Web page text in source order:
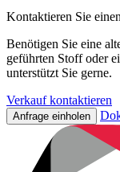
Kontaktieren Sie
Benötigen Sie eine
geführten Stoff oder
unterstützt Sie gerne.
Verkauf kontaktieren
Anfrage einholen